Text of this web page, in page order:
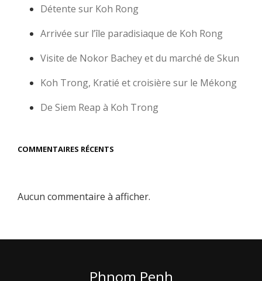
Détente sur Koh Rong
Arrivée sur l’île paradisiaque de Koh Rong
Visite de Nokor Bachey et du marché de Skun
Koh Trong, Kratié et croisière sur le Mékong
De Siem Reap à Koh Trong
COMMENTAIRES RÉCENTS
Aucun commentaire à afficher.
Phnom Penh